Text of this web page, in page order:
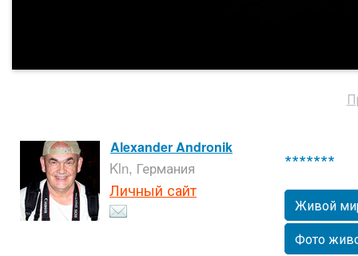
Alexander Andronik
Kln, Германия
Личный сайт
*******
Живой
Фото